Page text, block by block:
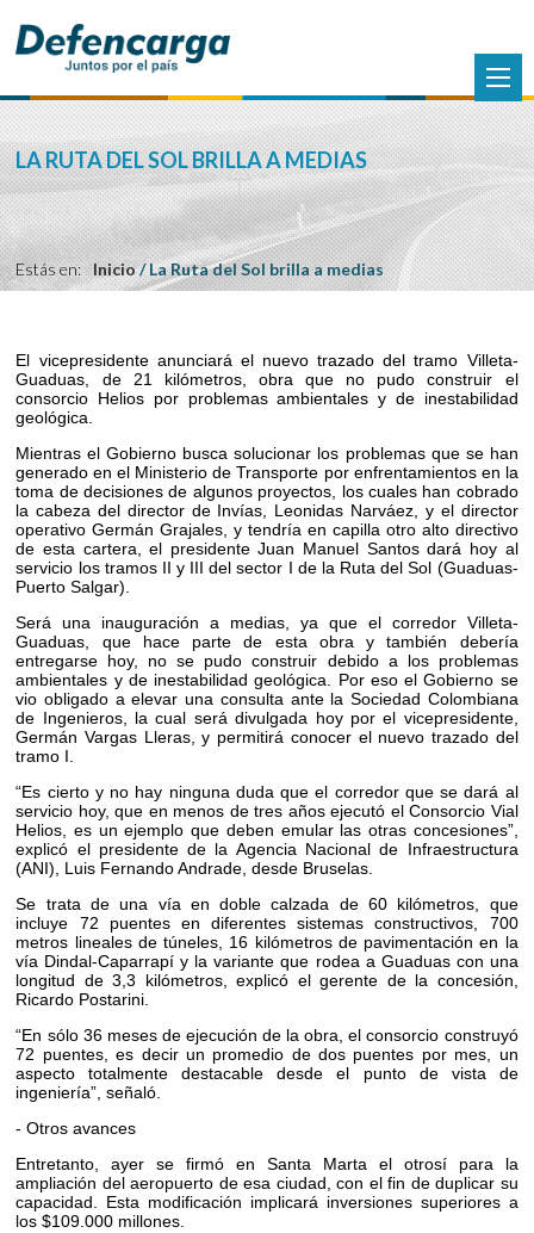
LA RUTA DEL SOL BRILLA A MEDIAS
Estás en: Inicio/La Ruta del Sol brilla a medias
El vicepresidente anunciará el nuevo trazado del tramo Villeta-
Guaduas, de 21 kilómetros, obra que no pudo construir el
consorcio Helios por problemas ambientales y de inestabilidad
geológica.
Mientras el Gobierno busca solucionar los problemas que se han
generado en el Ministerio de Transporte por enfrentamientos en la
toma de decisiones de algunos proyectos, los cuales han cobrado
la cabeza del director de Invías, Leonidas Narváez, y el director
operativo Germán Grajales, y tendría en capilla otro alto directivo
de esta cartera, el presidente Juan Manuel Santos dará hoy al
servicio los tramos II y III del sector I de la Ruta del Sol (Guaduas-
Puerto Salgar).
Será una inauguración a medias, ya que el corredor Villeta-
Guaduas, que hace parte de esta obra y también debería
entregarse hoy, no se pudo construir debido a los problemas
ambientales y de inestabilidad geológica. Por eso el Gobierno se
vio obligado a elevar una consulta ante la Sociedad Colombiana
de Ingenieros, la cual será divulgada hoy por el vicepresidente,
Germán Vargas Lleras, y permitirá conocer el nuevo trazado del
tramo I.
“Es cierto y no hay ninguna duda que el corredor que se dará al
servicio hoy, que en menos de tres años ejecutó el Consorcio Vial
Helios, es un ejemplo que deben emular las otras concesiones”,
explicó el presidente de la Agencia Nacional de Infraestructura
(ANI), Luis Fernando Andrade, desde Bruselas.
Se trata de una vía en doble calzada de 60 kilómetros, que
incluye 72 puentes en diferentes sistemas constructivos, 700
metros lineales de túneles, 16 kilómetros de pavimentación en la
vía Dindal-Caparrapí y la variante que rodea a Guaduas con una
longitud de 3,3 kilómetros, explicó el gerente de la concesión,
Ricardo Postarini.
“En sólo 36 meses de ejecución de la obra, el consorcio construyó
72 puentes, es decir un promedio de dos puentes por mes, un
aspecto totalmente destacable desde el punto de vista de
ingeniería”, señaló.
- Otros avances
Entretanto, ayer se firmó en Santa Marta el otrosí para la
ampliación del aeropuerto de esa ciudad, con el fin de duplicar su
capacidad. Esta modificación implicará inversiones superiores a
los $109.000 millones.